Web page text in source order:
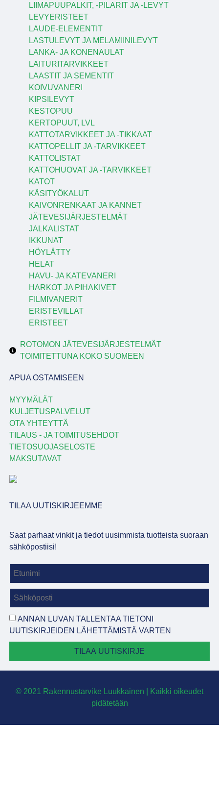
LIIMAPUUPALKIT, -PILARIT JA -LEVYT
LEVYERISTEET
LAUDE-ELEMENTIT
LASTULEVYT JA MELAMIINILEVYT
LANKA- JA KONENAULAT
LAITURITARVIKKEET
LAASTIT JA SEMENTIT
KOIVUVANERI
KIPSILEVYT
KESTOPUU
KERTOPUUT, LVL
KATTOTARVIKKEET JA -TIKKAAT
KATTOPELLIT JA -TARVIKKEET
KATTOLISTAT
KATTOHUOVAT JA -TARVIKKEET
KATOT
KÄSITYÖKALUT
KAIVONRENKAAT JA KANNET
JÄTEVESIJÄRJESTELMÄT
JALKALISTAT
IKKUNAT
HÖYLÄTTY
HELAT
HAVU- JA KATEVANERI
HARKOT JA PIHAKIVET
FILMIVANERIT
ERISTEVILLAT
ERISTEET
ROTOMON JÄTEVESIJÄRJESTELMÄT
TOIMITETTUNA KOKO SUOMEEN
APUA OSTAMISEEN
MYYMÄLÄT
KULJETUSPALVELUT
OTA YHTEYTTÄ
TILAUS - JA TOIMITUSEHDOT
TIETOSUOJASELOSTE
MAKSUTAVAT
TILAA UUTISKIRJEEMME
Saat parhaat vinkit ja tiedot uusimmista tuotteista suoraan
sähköpostiisi!
ANNAN LUVAN TALLENTAA TIETONI
UUTISKIRJEIDEN LÄHETTÄMISTÄ VARTEN
TILAA UUTISKIRJE
© 2021 Rakennustarvike Luukkainen | Kaikki oikeudet
pidätetään